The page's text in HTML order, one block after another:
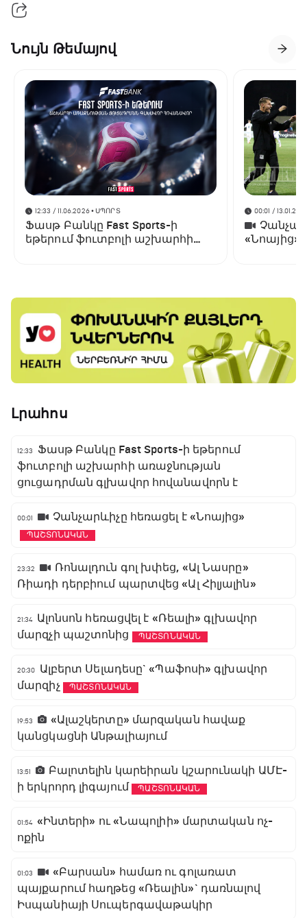
Նույն Թեմայով
12:33 / 11.06.2026• ՍՊՈՐՏ
Ֆասթ Բանկը Fast Sports-ի
եթերում ֆուտբոլի աշխարհի
00:01 /
«Նոայից»
Լրահոս
12:33
Ֆասթ Բանկը Fast Sports-ի եթերում
ֆուտբոլի աշխարհի առաջնության
ցուցադրման գլխավոր հովանավորն է
00:01 Չանչարևիչը հեռացել է «Նոայից»
ՊԱՇՏՈՆԱԿԱՆ
23:32
Ռոնալդուն գոլ խփեց, «Ալ Նասրը»
Ռիադի դերբիում պարտվեց «Ալ Հիլյալին»
21:34 Ալոնսոն հեռացվել է «Ռեալի» գլխավոր
մարզչի պաշտոնից
ՊԱՇՏՈՆԱԿԱՆ
20:30
Ալբերտ Սելադեսը` «Պաֆոսի» գլխավոր
մարզիչ
ՊԱՇՏՈՆԱԿԱՆ
19:53
«Ալաշկերտը» մարզական հավաք
կանցկացնի Անթալիայում
13:51
Բալոտելին կարեիրան կշարունակի ԱՄԷ-
ի երկրորդ լիգայում
ՊԱՇՏՈՆԱԿԱՆ
01:54 «Ինտերի» ու «Նապոլիի» մարտական ոչ-
ոքին
01:03
«Բարսան» համառ ու գոլառատ
պայքարում հաղթեց «Ռեալին»` դառնալով
Իսպանիայի Սուպերգավաթակիր